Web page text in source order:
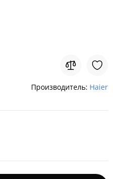
Производитель: Haier